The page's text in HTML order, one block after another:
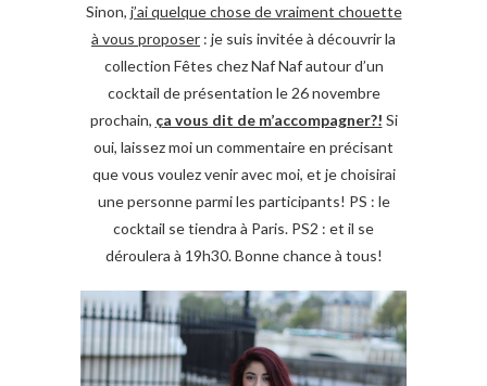
Sinon, j’ai quelque chose de vraiment chouette
à vous proposer : je suis invitée à découvrir la
collection Fêtes chez Naf Naf autour d’un
cocktail de présentation le 26 novembre
prochain, ça vous dit de m’accompagner?! Si
oui, laissez moi un commentaire en précisant
que vous voulez venir avec moi, et je choisirai
une personne parmi les participants! PS : le
cocktail se tiendra à Paris. PS2 : et il se
déroulera à 19h30. Bonne chance à tous!